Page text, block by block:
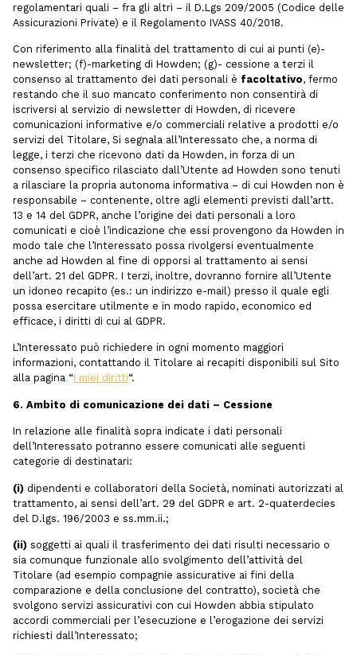
regolamentari quali – fra gli altri – il D.Lgs 209/2005 (Codice delle
Assicurazioni Private) e il Regolamento IVASS 40/2018.
Con riferimento alla finalità del trattamento di cui ai punti (e)-
newsletter; (f)-marketing di Howden; (g)- cessione a terzi il
consenso al trattamento dei dati personali è facoltativo, fermo
restando che il suo mancato conferimento non consentirà di
iscriversi al servizio di newsletter di Howden, di ricevere
comunicazioni informative e/o commerciali relative a prodotti e/o
servizi del Titolare, Si segnala all’Interessato che, a norma di
legge, i terzi che ricevono dati da Howden, in forza di un
consenso specifico rilasciato dall’Utente ad Howden sono tenuti
a rilasciare la propria autonoma informativa – di cui Howden non è
responsabile – contenente, oltre agli elementi previsti dall’artt.
13 e 14 del GDPR, anche l’origine dei dati personali a loro
comunicati e cioè l’indicazione che essi provengono da Howden in
modo tale che l’Interessato possa rivolgersi eventualmente
anche ad Howden al fine di opporsi al trattamento ai sensi
dell’art. 21 del GDPR. I terzi, inoltre, dovranno fornire all’Utente
un idoneo recapito (es.: un indirizzo e-mail) presso il quale egli
possa esercitare utilmente e in modo rapido, economico ed
efficace, i diritti di cui al GDPR.
L’Interessato può richiedere in ogni momento maggiori
informazioni, contattando il Titolare ai recapiti disponibili sul Sito
alla pagina “I miei diritti“.
6. Ambito di comunicazione dei dati – Cessione
In relazione alle finalità sopra indicate i dati personali
dell’Interessato potranno essere comunicati alle seguenti
categorie di destinatari:
(i) dipendenti e collaboratori della Società, nominati autorizzati al
trattamento, ai sensi dell’art. 29 del GDPR e art. 2-quaterdecies
del D.lgs. 196/2003 e ss.mm.ii.;
(ii) soggetti ai quali il trasferimento dei dati risulti necessario o
sia comunque funzionale allo svolgimento dell’attività del
Titolare (ad esempio compagnie assicurative ai fini della
comparazione e della conclusione del contratto), società che
svolgono servizi assicurativi con cui Howden abbia stipulato
accordi commerciali per l’esecuzione e l’erogazione dei servizi
richiesti dall’Interessato;